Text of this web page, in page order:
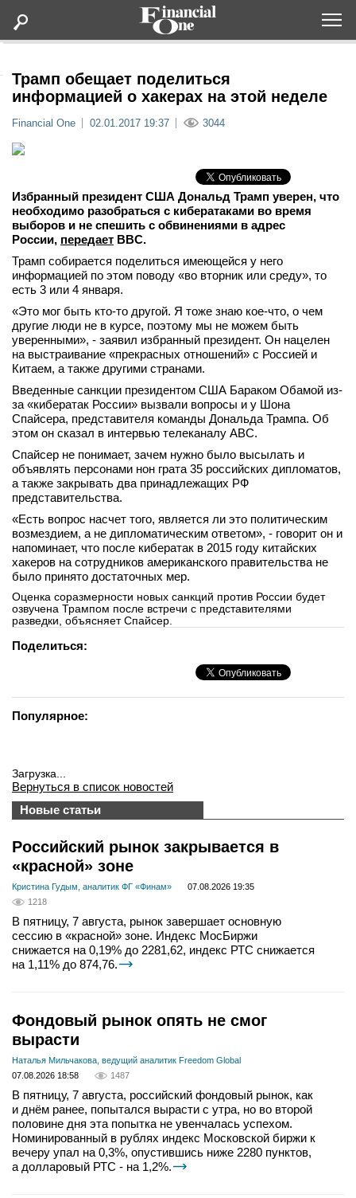
Статьи
Lifestyle
Мероприятия
Новости
Интервью
вконтакте
телеграм
Стать автором
Вход
Трамп обещает поделиться
информацией о хакерах на этой неделе
Financial One 02.01.2017 19:37 3044
Избранный президент США Дональд Трамп уверен, что
необходимо разобраться с кибератаками во время
выборов и не спешить с обвинениями в адрес
России, передает BBC.
Трамп собирается поделиться имеющейся у него
информацией по этом поводу «во вторник или среду», то
есть 3 или 4 января.
«Это мог быть кто-то другой. Я тоже знаю кое-что, о чем
другие люди не в курсе, поэтому мы не можем быть
уверенными», - заявил избранный президент. Он нацелен
на выстраивание «прекрасных отношений» с Россией и
Китаем, а также другими странами.
Введенные санкции президентом США Бараком Обамой из-
за «кибератак России» вызвали вопросы и у Шона
Спайсера, представителя команды Дональда Трампа. Об
этом он сказал в интервью телеканалу ABC.
Спайсер не понимает, зачем нужно было высылать и
объявлять персонами нон грата 35 российских дипломатов,
а также закрывать два принадлежащих РФ
представительства.
«Есть вопрос насчет того, является ли это политическим
возмездием, а не дипломатическим ответом», - говорит он и
напоминает, что после кибератак в 2015 году китайских
хакеров на сотрудников американского правительства не
было принято достаточных мер.
Оценка соразмерности новых санкций против России будет
озвучена Трампом после встречи с представителями
разведки, объясняет Спайсер.
Поделиться:
Популярное:
Загрузка...
Вернуться в список новостей
Новые статьи
Российский рынок закрывается в
«красной» зоне
Кристина Гудым, аналитик ФГ «Финам»
07.08.2026 19:35
1218
В пятницу, 7 августа, рынок завершает основную
сессию в «красной» зоне. Индекс МосБиржи
снижается на 0,19% до 2281,62, индекс РТС снижается
на 1,11% до 874,76.
Фондовый рынок опять не смог
вырасти
Наталья Мильчакова, ведущий аналитик Freedom Global
07.08.2026 18:58
1487
В пятницу, 7 августа, российский фондовый рынок, как
и днём ранее, попытался вырасти с утра, но во второй
половине дня эта попытка не увенчалась успехом.
Номинированный в рублях индекс Московской биржи к
вечеру упал на 0,3%, опустившись ниже 2280 пунктов,
а долларовый РТС - на 1,2%.